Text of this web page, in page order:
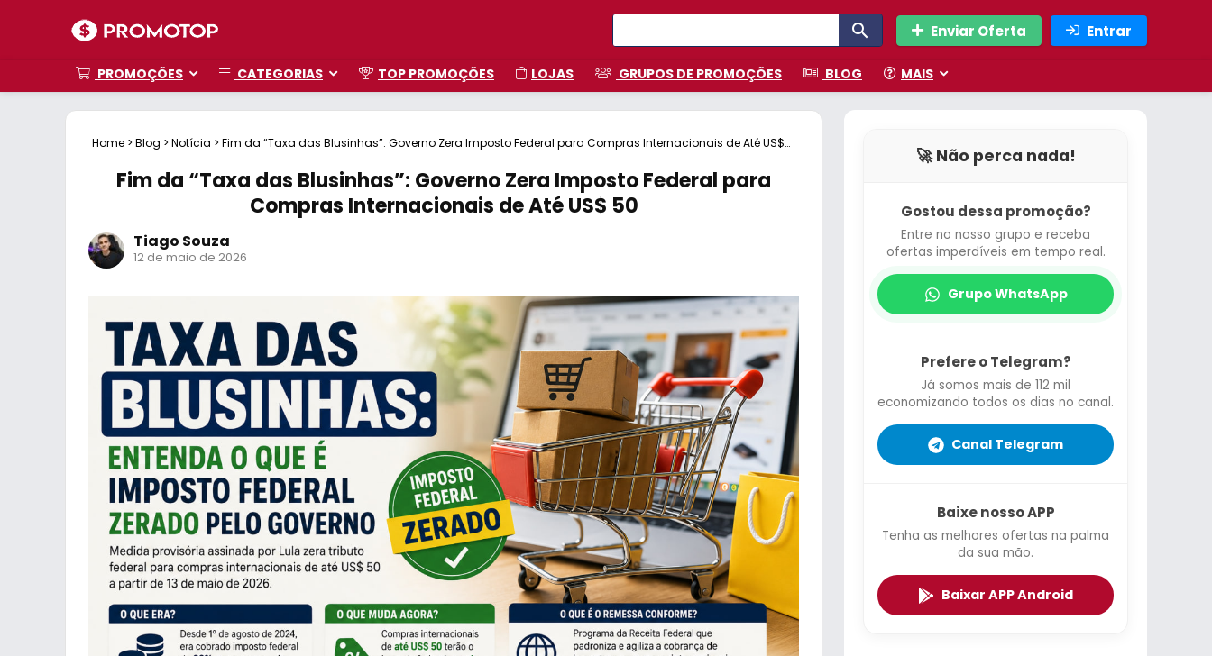
Enviar Oferta Entrar
PROMOÇÕES CATEGORIAS TOP PROMOÇÕES LOJAS GRUPOS DE PROMOÇÕES BLOG MAIS
Home > Blog > Notícia > Fim da “Taxa das Blusinhas”: Governo Zera Imposto Federal para Compras Internacionais de Até US$
Fim da “Taxa das Blusinhas”: Governo Zera Imposto Federal para
Compras Internacionais de Até US$ 50
Tiago Souza
12 de maio de 2026
🚀 Não perca nada!
Gostou dessa promoção?
Entre no nosso grupo e receba
ofertas imperdíveis em tempo real.
Grupo WhatsApp
Prefere o Telegram?
Já somos mais de 112 mil
economizando todos os dias no canal.
Canal Telegram
Baixe nosso APP
Tenha as melhores ofertas na palma
da sua mão.
Baixar APP Android